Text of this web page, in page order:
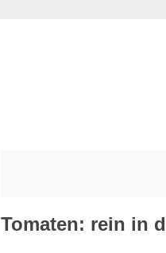
Tomaten: rein in